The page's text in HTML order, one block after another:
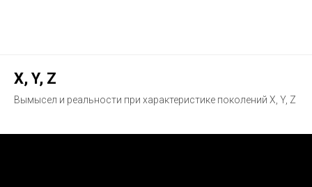
X, Y, Z
Вымысел и реальности при характеристике поколений X, Y, Z